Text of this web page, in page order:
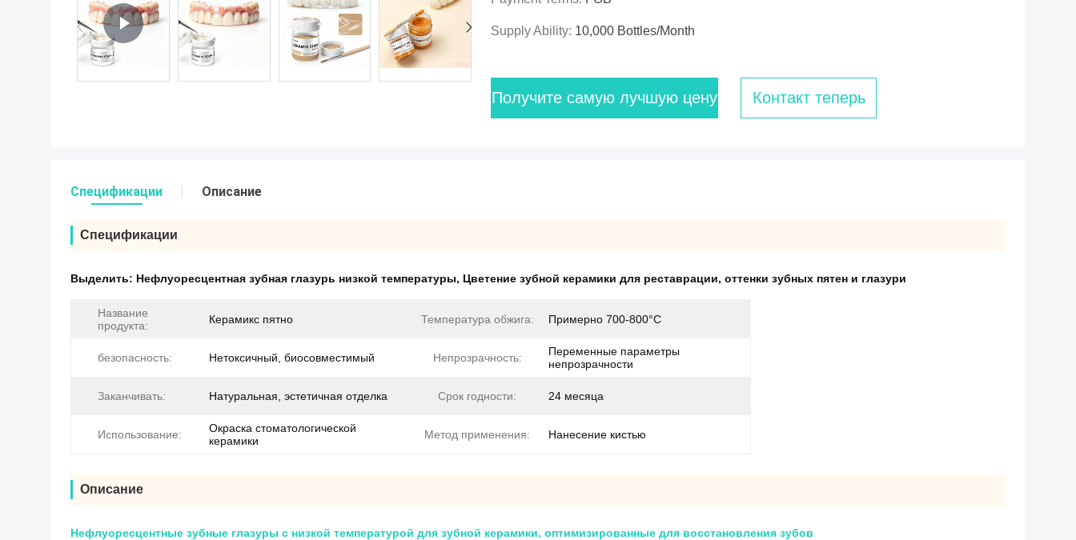
Supply Ability: 10,000 Bottles/month
Получите самую лучшую цену Контакт теперь
Спецификации Описание
Спецификации
Выделить: Нефлуоресцентная зубная глазурь низкой температуры, Цветение зубной керамики для реставрации, оттенки зубных пятен и глазури
Название
продукта:
Керамикс пятно Температура обжига: Примерно 700-800°С
безопасность: Нетоксичный, биосовместимый Непрозрачность:
Переменные параметры
непрозрачности
Заканчивать: Натуральная, эстетичная отделка Срок годности: 24 месяца
Использование:
Окраска стоматологической
керамики
Метод применения: Нанесение кистью
Описание
Нефлуоресцентные зубные глазуры с низкой температурой для зубной керамики, оптимизированные для восстановления зубов